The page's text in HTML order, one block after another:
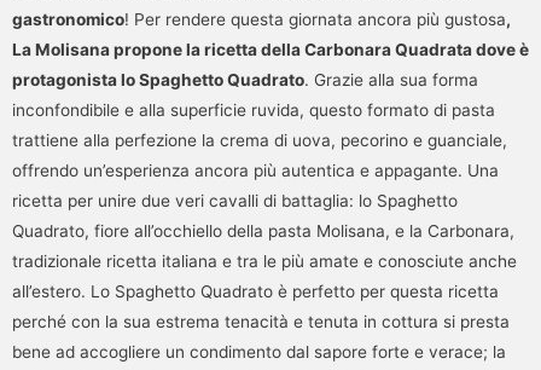
gastronomico! Per rendere questa giornata ancora più gustosa,
La Molisana propone la ricetta della Carbonara Quadrata dove è
protagonista lo Spaghetto Quadrato. Grazie alla sua forma
inconfondibile e alla superficie ruvida, questo formato di pasta
trattiene alla perfezione la crema di uova, pecorino e guanciale,
offrendo un’esperienza ancora più autentica e appagante. Una
ricetta per unire due veri cavalli di battaglia: lo Spaghetto
Quadrato, fiore all’occhiello della pasta Molisana, e la Carbonara,
tradizionale ricetta italiana e tra le più amate e conosciute anche
all’estero. Lo Spaghetto Quadrato è perfetto per questa ricetta
perché con la sua estrema tenacità e tenuta in cottura si presta
bene ad accogliere un condimento dal sapore forte e verace; la